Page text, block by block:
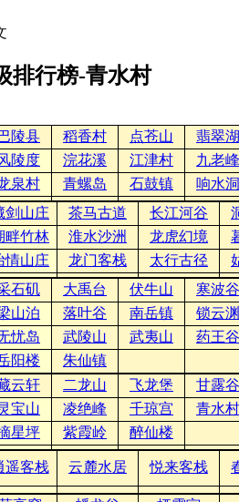
排行榜-青水村
陵县 稻香村 点苍山
翡翠湖
陵度
浣花溪 江津村
九老峰
泉村
青螺岛 石鼓镇
响水洞
剑山庄 茶马古道 长江河谷
畔竹林
淮水沙洲 龙虎幻境
情山庄
龙门客栈 太行古径
石矶 大禹台 伏牛山
寒波谷
山泊
落叶谷 南岳镇
锁云渊
忧岛
武陵山 武夷山
药王谷
阳楼
朱仙镇
云轩 二龙山 飞龙堡
甘露谷
宝山
凌绝峰 千琼宫
青水村
星坪
紫霞岭
醉仙楼
遥客栈 云麓水居 悦来客栈